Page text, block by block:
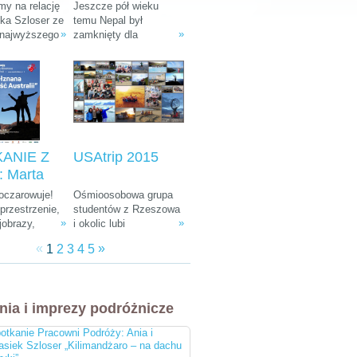
Ania i
Szloser
–
na relację
Szloser ze
w
i
»
Tułak „Magiczny
Nepal”
Jeszcze pół wieku
temu Nepal był
zamknięty dla
zwiedzających. W
ostatnich dekadach
zamienił się w Mekkę
dla ludzi kochających
góry, przyrodę i
kulturę.
»
Z
Marta
i
Australii"
spotkać
ciekawa
ludzie na
»
USAtrip 2015
Ośmioosobowa grupa
studentów z Rzeszowa
i okolic lubi
równa się móc. Wierni
tej idei co roku
r. Na koncie mają już
cztery wyprawy, a teraz
przygotowują się do
następnej. Tym razem
»
« 1 2 3 4 5 »
i imprezy podróżnicze
Pracowni Podróży: Ania i
Szloser „Kilimandżaro – na dachu